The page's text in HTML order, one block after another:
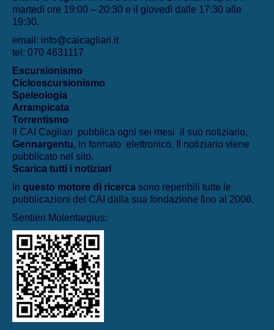
martedì ore 19:00 – 20:30 e il giovedì dalle 17:30 alle
19:30.
email: info@caicagliari.it
tel: 070 4631117
Escursionismo
Cicloescursionismo
Speleologia
Arrampicata
Torrentismo
Il CAI Cagliari pubblica ogni sei mesi il suo notiziario,
Gennargentu, in formato elettronico. Il notiziario viene
pubblicato nel sito.
Scarica tutti i notiziari
In questo motore di ricerca sono reperibili tutte le
pubblicazioni del CAI dalla sua fondazione fino al 2006.
Sentieri Molentargius: